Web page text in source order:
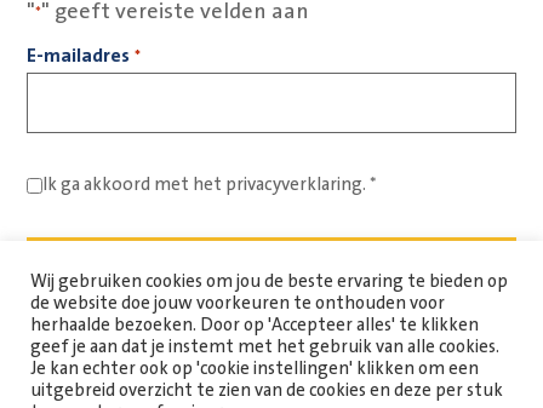
"*" geeft vereiste velden aan
E-mailadres *
Ik ga akkoord met het privacyverklaring. *
Copyright Spaarne Werkt © 2026
Wij gebruiken cookies om jou de beste ervaring te bieden op
de website doe jouw voorkeuren te onthouden voor
herhaalde bezoeken. Door op 'Accepteer alles' te klikken
geef je aan dat je instemt met het gebruik van alle cookies.
Je kan echter ook op 'cookie instellingen' klikken om een
uitgebreid overzicht te zien van de cookies en deze per stuk